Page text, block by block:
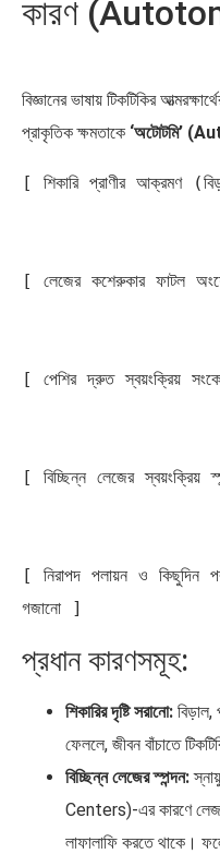
কারণ
বিজ্ঞানের ভাষায় টিকটিকির
প্রাকৃতিক ক্ষমতাকে ‘অটোটমি’
[ শিকারি প্রাণীর আক্রমণ
[ লেজের কশেরুকার
[ পেশির দ্রুত স্বয়ংক্রিয়
[ বিচ্ছিন্ন লেজের স্বয়ংক্রিয়
[ নিরাপদ পলায়ন ও
প্রধান কারণসমূহ:
শিকারির দৃষ্টি সরানো: বিড়াল,
ফেললে, জীবন বাঁচাতে
বিচ্ছিন্ন লেজের স্পন্দন:
Centers)-এর কারণে
লাফালাফি করতে থাকে।